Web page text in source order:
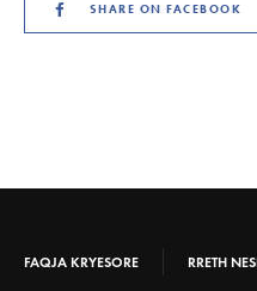
SHARE ON FACEBOOK
FAQJA KRYESORE RRETH